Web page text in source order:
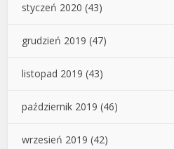
styczeń 2020 (43)
grudzień 2019 (47)
listopad 2019 (43)
październik 2019 (46)
wrzesień 2019 (42)